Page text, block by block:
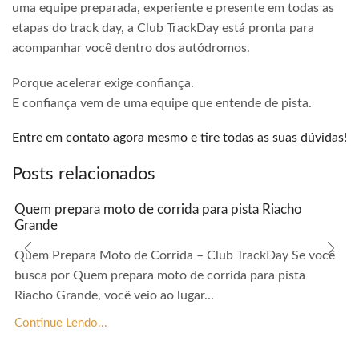
uma equipe preparada, experiente e presente em todas as
etapas do track day, a Club TrackDay está pronta para
acompanhar você dentro dos autódromos.
Porque acelerar exige confiança.
E confiança vem de uma equipe que entende de pista.
Entre em contato agora mesmo e tire todas as suas dúvidas!
Posts relacionados
Quem prepara moto de corrida para pista Riacho
Grande
Quem Prepara Moto de Corrida – Club TrackDay Se você
busca por Quem prepara moto de corrida para pista
Riacho Grande, você veio ao lugar...
Continue Lendo...